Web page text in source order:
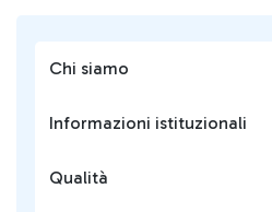
Chi siamo
Informazioni istituzionali
Qualità